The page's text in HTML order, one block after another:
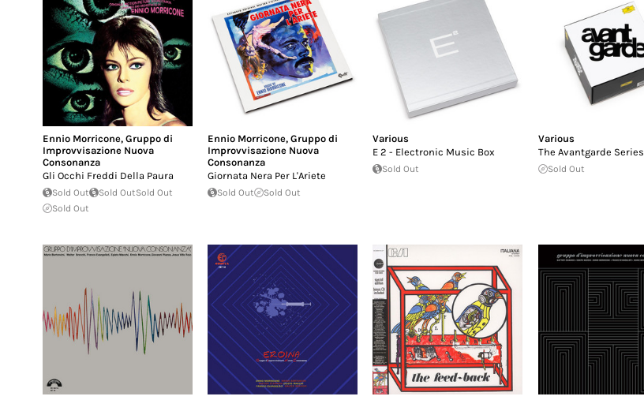
Ennio Morricone, Gruppo di
Improvvisazione Nuova
Consonanza
Gli Occhi Freddi Della Paura
Sold Out Sold OutSold Out
Sold Out
Ennio Morricone,Gruppo di
Improvvisazione Nuova
Consonanza
Giornata Nera Per L'Ariete
Sold Out Sold Out
Various
E 2 - Electronic Music Box
Sold Out
Various
The Avantgarde Series
Sold Out